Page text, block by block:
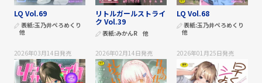
LQ Vol.69
表紙:玉乃井ぺろめくり
他
リトルガールストライ
ク Vol.39
表紙:みかんR 他
LQ Vol.68
表紙:玉乃井ぺろめくり
他
2026年03月14日発売 2026年02月14日発売 2026年01月25日発売